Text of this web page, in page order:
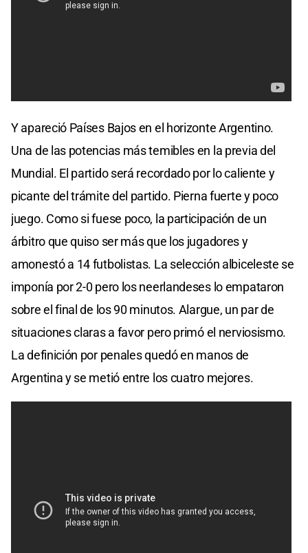
Y apareció Países Bajos en el horizonte Argentino.
Una de las potencias más temibles en la previa del
Mundial. El partido será recordado por lo caliente y
picante del trámite del partido. Pierna fuerte y poco
juego. Como si fuese poco, la participación de un
árbitro que quiso ser más que los jugadores y
amonestó a 14 futbolistas. La selección albiceleste se
imponía por 2-0 pero los neerlandeses lo empataron
sobre el final de los 90 minutos. Alargue, un par de
situaciones claras a favor pero primó el nerviosismo.
La definición por penales quedó en manos de
Argentina y se metió entre los cuatro mejores.